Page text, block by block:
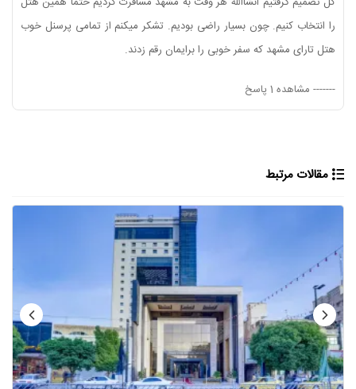
را انتخاب کنیم. چون بسیار راضی بودیم. تشکر میکنم از تمامی پرسنل خوب
هتل تارای مشهد که سفر خوبی را برایمان رقم زدند.
------- مشاهده 1 پاسخ
مقالات مرتبط